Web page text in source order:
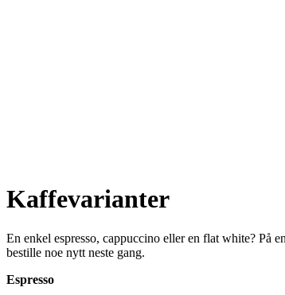
Kaffevarianter
En enkel espresso, cappuccino eller en flat white? På
bestille noe nytt neste gang.
Espresso